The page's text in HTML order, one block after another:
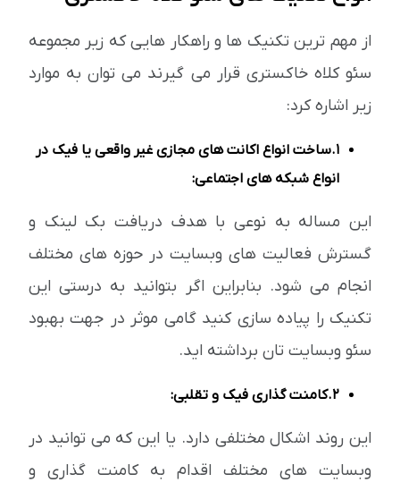
از مهم ترین تکنیک ها و راهکار هایی که زیر مجموعه
سئو کلاه خاکستری قرار می گیرند می توان به موارد
زیر اشاره کرد:
1.ساخت انواع اکانت های مجازی غیر واقعی یا فیک در
انواع شبکه های اجتماعی:
این مساله به نوعی با هدف دریافت بک لینک و
گسترش فعالیت های وبسایت در حوزه های مختلف
انجام می شود. بنابراین اگر بتوانید به درستی این
تکنیک را پیاده سازی کنید گامی موثر در جهت بهبود
سئو وبسایت تان برداشته اید.
2.کامنت گذاری فیک و تقلبی:
این روند اشکال مختلفی دارد. یا این که می توانید در
وبسایت های مختلف اقدام به کامنت گذاری و